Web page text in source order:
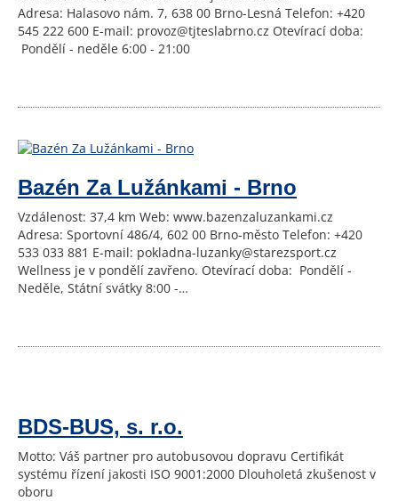
Adresa: Halasovo nám. 7, 638 00 Brno-Lesná Telefon: +420
545 222 600 E-mail: provoz@tjteslabrno.cz Otevírací doba:
Pondělí - neděle 6:00 - 21:00
Bazén Za Lužánkami - Brno
Vzdálenost: 37,4 km Web: www.bazenzaluzankami.cz
Adresa: Sportovní 486/4, 602 00 Brno-město Telefon: +420
533 033 881 E-mail: pokladna-luzanky@starezsport.cz
Wellness je v pondělí zavřeno. Otevírací doba: Pondělí -
Neděle, Státní svátky 8:00 -…
BDS-BUS, s. r.o.
Motto: Váš partner pro autobusovou dopravu Certifikát
systému řízení jakosti ISO 9001:2000 Dlouholetá zkušenost v
oboru